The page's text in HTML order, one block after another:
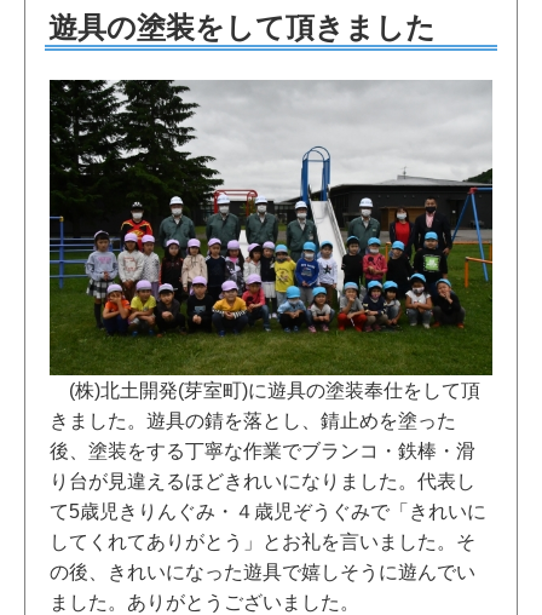
遊具の塗装をして頂きました
(株)北土開発(芽室町)に遊具の塗装奉仕をして頂
きました。遊具の錆を落とし、錆止めを塗った
後、塗装をする丁寧な作業でブランコ・鉄棒・滑
り台が見違えるほどきれいになりました。代表し
て5歳児きりんぐみ・４歳児ぞうぐみで「きれいに
してくれてありがとう」とお礼を言いました。そ
の後、きれいになった遊具で嬉しそうに遊んでい
ました。ありがとうございました。